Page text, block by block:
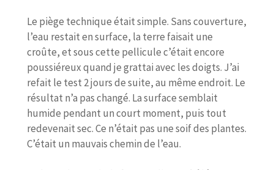
Le piège technique était simple. Sans couverture,
l’eau restait en surface, la terre faisait une
croûte, et sous cette pellicule c’était encore
poussiéreux quand je grattai avec les doigts. J’ai
refait le test 2 jours de suite, au même endroit. Le
résultat n’a pas changé. La surface semblait
humide pendant un court moment, puis tout
redevenait sec. Ce n’était pas une soif des plantes.
C’était un mauvais chemin de l’eau.